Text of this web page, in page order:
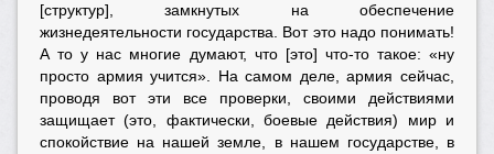
[структур], замкнутых на обеспечение
жизнедеятельности государства. Вот это надо понимать!
А то у нас многие думают, что [это] что-то такое: «ну
просто армия учится». На самом деле, армия сейчас,
проводя вот эти все проверки, своими действиями
защищает (это, фактически, боевые действия) мир и
спокойствие на нашей земле, в нашем государстве, в